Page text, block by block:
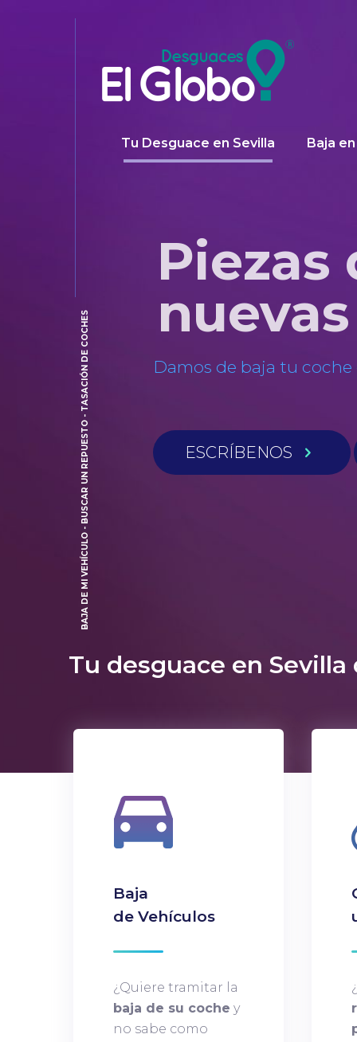
Tu Desguace en Sevilla Baja
Damos de baja tu coche
ESCRÍBENOS
BAJA DE MI VEHÍCULO - BUSCAR UN REPUESTO - TASACIÓN DE COCHES
Piezas
Tu desguace en
Baja
de Vehículos
¿Quiere tramitar la
baja de su coche y
no sabe como